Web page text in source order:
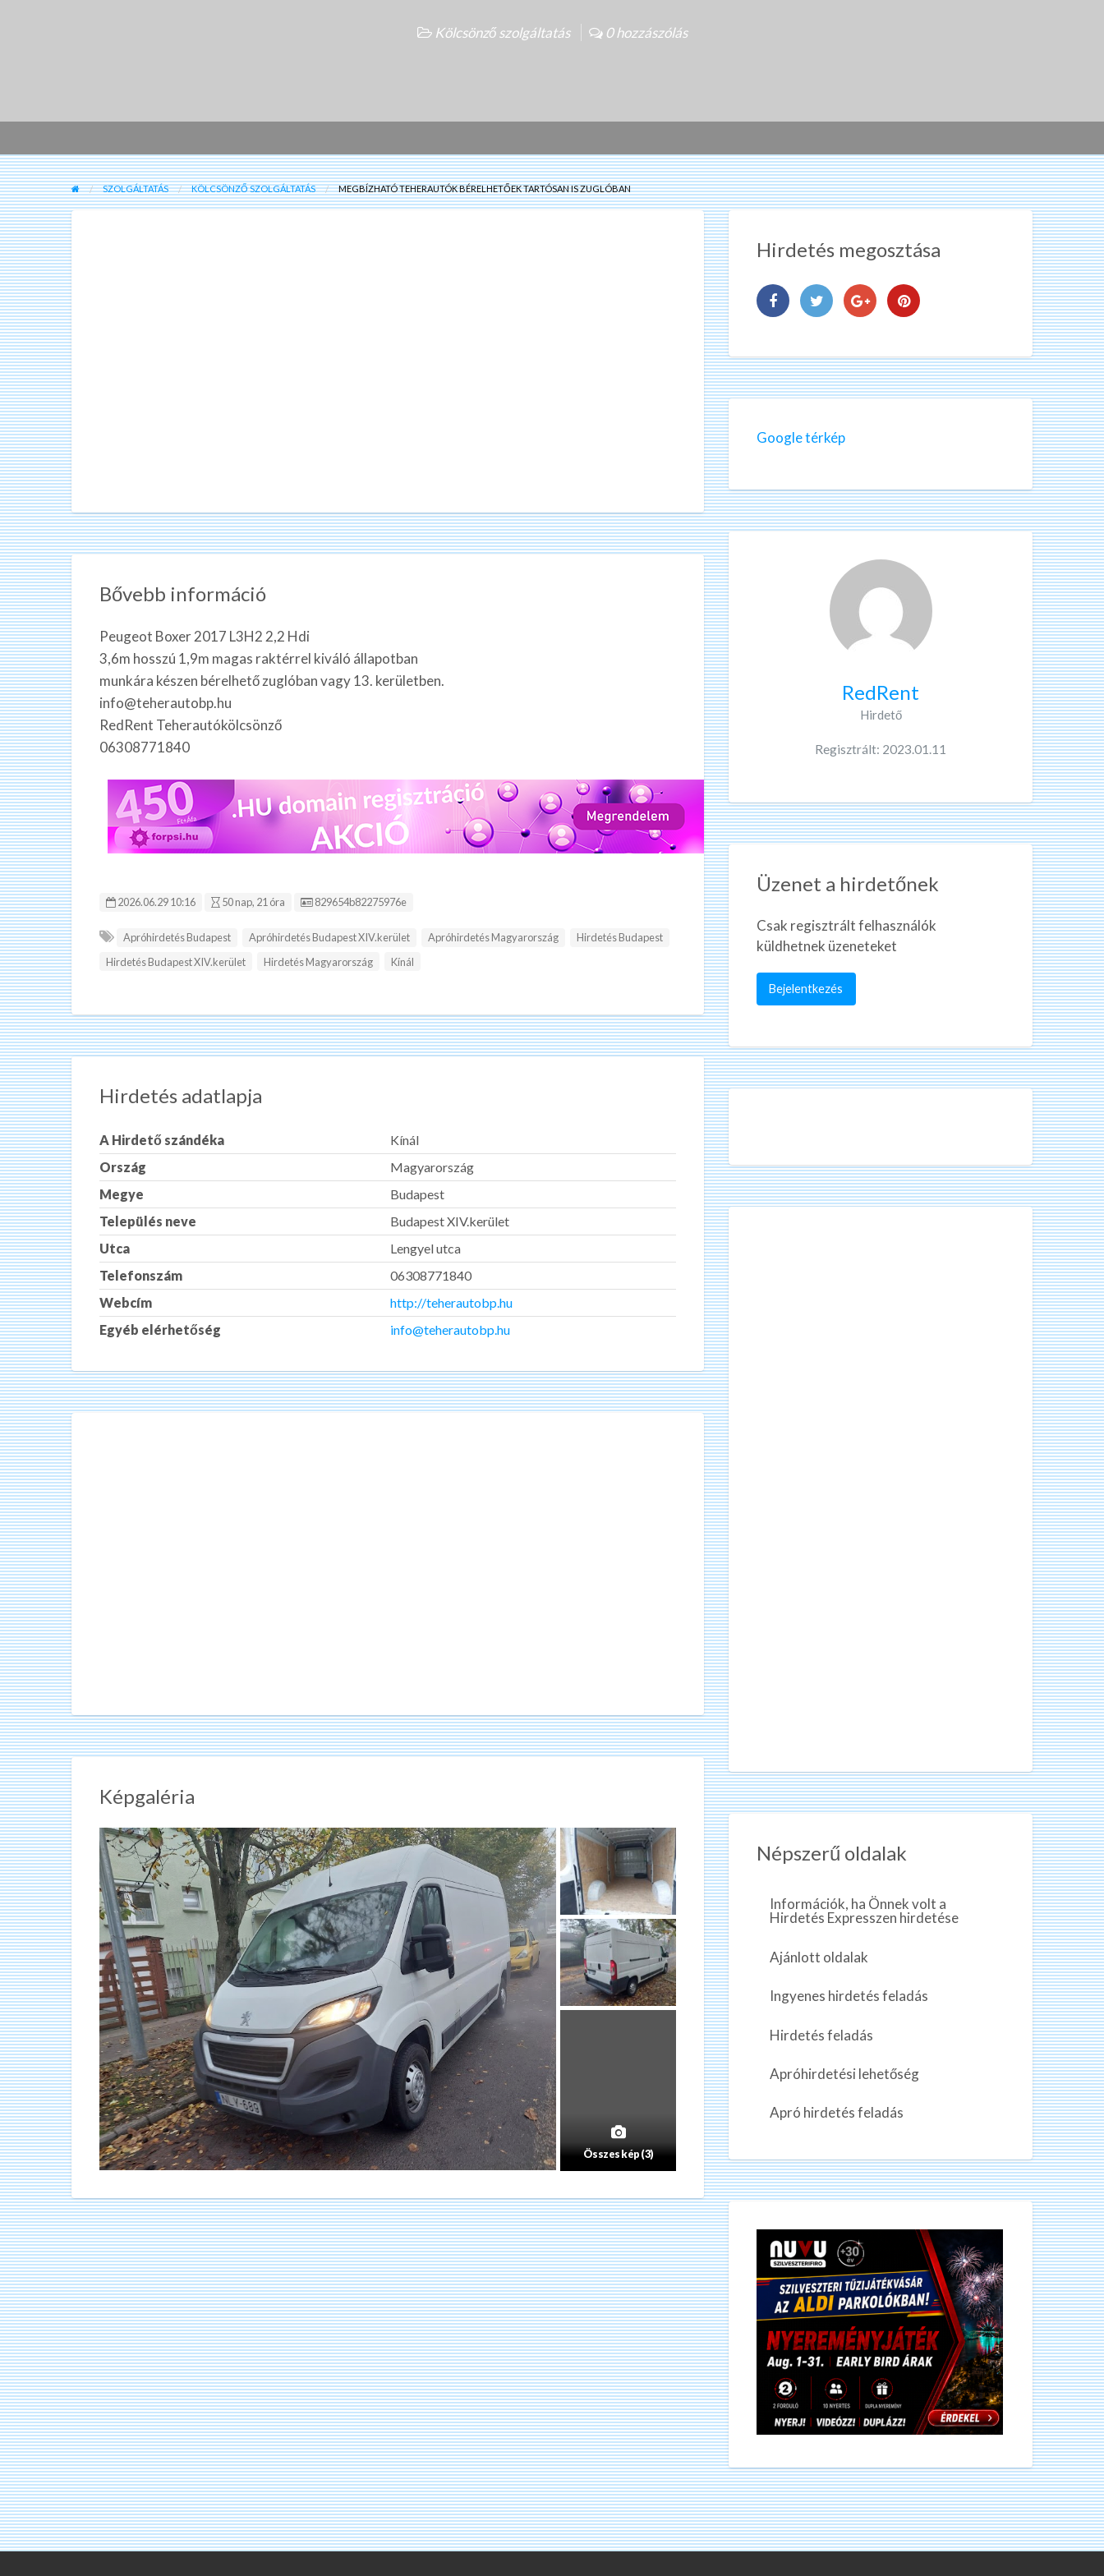
Kölcsönző szolgáltatás 0 hozzászólás
SZOLGÁLTATÁS KÖLCSÖNZŐ SZOLGÁLTATÁS MEGBÍZHATÓ TEHERAUTÓK BÉRELHETŐEK TARTÓSAN IS ZUGLÓBAN
Bővebb információ
Peugeot Boxer 2017 L3H2 2,2 Hdi
3,6m hosszú 1,9m magas raktérrel kiváló állapotban
munkára készen bérelhető zuglóban vagy 13. kerületben.
info@teherautobp.hu
RedRent Teherautókölcsönző
06308771840
2026.06.29 10:16 50 nap, 21 óra Hirdetés ID:
829654b82275976e
Apróhirdetés Budapest Apróhirdetés Budapest XIV.kerület Apróhirdetés Magyarország
Hirdetés Budapest
Hirdetés Budapest XIV.kerület
Hirdetés Magyarország Kínál
Hirdetés adatlapja
A Hirdető szándéka
Kínál
Ország
Magyarország
Megye
Budapest
Település neve
Budapest XIV.kerület
Utca
Lengyel utca
Telefonszám
06308771840
Webcím
http://teherautobp.hu
Egyéb elérhetőség
info@teherautobp.hu
Képgaléria
Összes kép (3)
Hirdetés megosztása
Google térkép
RedRent
Hirdető
Regisztrált: 2023.01.11
Üzenet a hirdetőnek
Csak regisztrált felhasználók
küldhetnek üzeneteket
Bejelentkezés
Népszerű oldalak
Információk, ha Önnek volt a
Hirdetés Expresszen hirdetése
Ajánlott oldalak
Ingyenes hirdetés feladás
Hirdetés feladás
Apróhirdetési lehetőség
Apró hirdetés feladás